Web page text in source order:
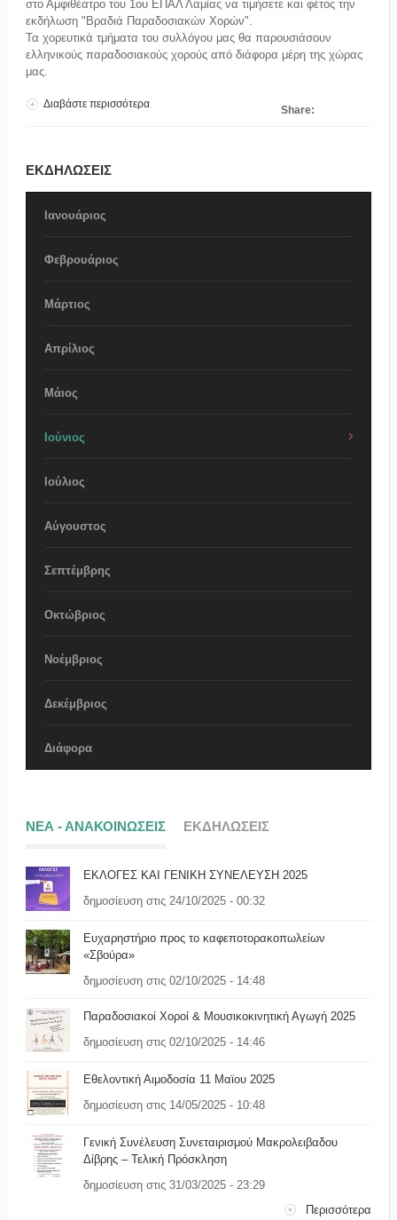
στο Αμφιθέατρο του 1ου ΕΠΑΛ Λαμίας να τιμήσετε και φέτος την
εκδήλωση "Βραδιά Παραδοσιακών Χορών".
Τα χορευτικά τμήματα του συλλόγου μας θα παρουσιάσουν
ελληνικούς παραδοσιακούς χορούς από διάφορα μέρη της χώρας
μας.
Share:
Διαβάστε περισσότεραγια Βραδιά Παραδοσιακών Χορών
ΕΚΔΗΛΩΣΕΙΣ
Ιανουάριος
Φεβρουάριος
Μάρτιος
Απρίλιος
Μάιος
Ιούνιος
Ιούλιος
Αύγουστος
Σεπτέμβρης
Οκτώβριος
Νοέμβριος
Δεκέμβριος
Διάφορα
ΝΕΑ - ΑΝΑΚΟΙΝΩΣΕΙΣ ΕΚΔΗΛΩΣΕΙΣ
ΕΚΛΟΓΕΣ ΚΑΙ ΓΕΝΙΚΗ ΣΥΝΕΛΕΥΣΗ 2025
δημοσίευση στις 24/10/2025 - 00:32
Ευχαρηστήριο προς το καφεποτορακοπωλείων
«Σβούρα»
δημοσίευση στις 02/10/2025 - 14:48
Παραδοσιακοί Χοροί & Μουσικοκινητική Αγωγή 2025
δημοσίευση στις 02/10/2025 - 14:46
Εθελοντική Αιμοδοσία 11 Μαϊου 2025
δημοσίευση στις 14/05/2025 - 10:48
Γενική Συνέλευση Συνεταιρισμού Μακρολειβαδου
Δίβρης – Τελική Πρόσκληση
δημοσίευση στις 31/03/2025 - 23:29
Περισσότερα